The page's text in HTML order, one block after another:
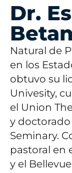
Dr.
Natural de
en los
obtuvo su
Univesity,
el Union
y doctorado
Seminary.
pastoral en
y el